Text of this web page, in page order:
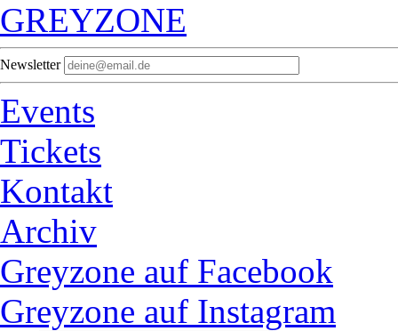
GREYZONE
Newsletter
Events
Tickets
Kontakt
Archiv
Greyzone auf Facebook
Greyzone auf Instagram